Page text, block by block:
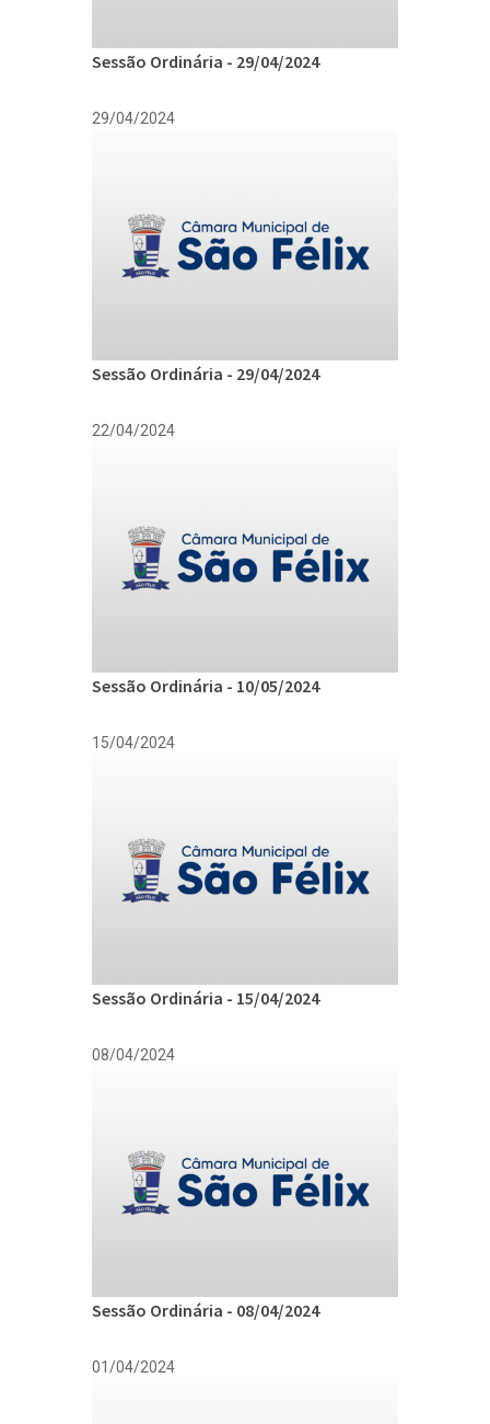
Sessão Ordinária - 29/04/2024
29/04/2024
Sessão Ordinária - 29/04/2024
22/04/2024
Sessão Ordinária - 10/05/2024
15/04/2024
Sessão Ordinária - 15/04/2024
08/04/2024
Sessão Ordinária - 08/04/2024
01/04/2024